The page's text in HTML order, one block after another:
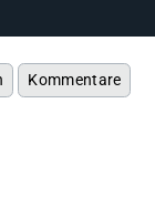
Kommentare